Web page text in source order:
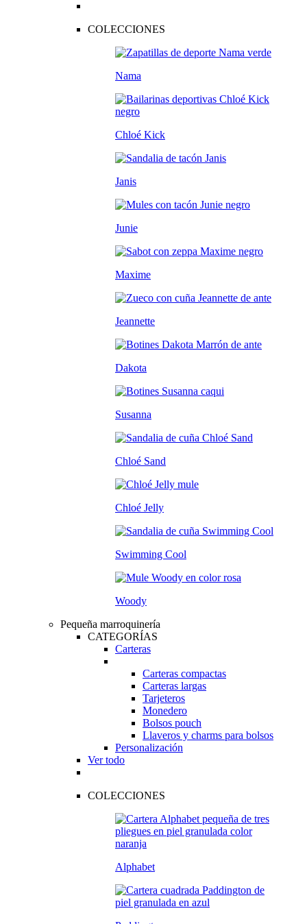
COLECCIONES
Nama
Chloé Kick
Janis
Junie
Maxime
Jeannette
Dakota
Susanna
Chloé Sand
Chloé Jelly
Swimming Cool
Woody
Pequeña marroquinería
CATEGORÍAS
Carteras
Carteras compactas
Carteras largas
Tarjeteros
Monedero
Bolsos pouch
Llaveros y charms para bolsos
Personalización
Ver todo
COLECCIONES
Alphabet